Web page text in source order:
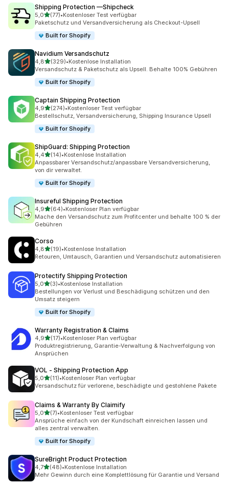
Shipping Protection —Shipcheck
5,0von 5 Sternen
(77)
77 Rezensionen insgesamt
•Kostenloser Test verfügbar
Paketschutz und Versandversicherung als Checkout-Upsell
Built for Shopify
Navidium Versandschutz
4,8von 5 Sternen
(329)
329 Rezensionen insgesamt
•Kostenlose Installation
Versandschutz & Paketschutz als Upsell. Behalte 100% Gebühren
Built for Shopify
Captain Shipping Protection
4,9von 5 Sternen
(274)
274 Rezensionen insgesamt
•Kostenloser Test verfügbar
Bestellschutz, Versandversicherung, Shipping Insurance Upsell
Built for Shopify
ShipGuard: Shipping Protection
4,4von 5 Sternen
(14)
14 Rezensionen insgesamt
•Kostenlose Installation
Anpassbarer Versandschutz/anpassbare Versandversicherung,
von dir verwaltet.
Built for Shopify
Insureful Shipping Protection
4,9von 5 Sternen
(64)
64 Rezensionen insgesamt
•Kostenloser Plan verfügbar
Mache den Versandschutz zum Profitcenter und behalte 100 % der
Gebühren
Corso
4,8von 5 Sternen
(19)
19 Rezensionen insgesamt
•Kostenlose Installation
Retouren, Umtausch, Garantien und Versandschutz automatisieren
Protectify Shipping Protection
5,0von 5 Sternen
(3)
3 Rezensionen insgesamt
•Kostenlose Installation
Bestellungen vor Verlust und Beschädigung schützen und den
Umsatz steigern
Built for Shopify
Warranty Registration & Claims
4,9von 5 Sternen
(17)
17 Rezensionen insgesamt
•Kostenloser Plan verfügbar
Produktregistrierung, Garantie-Verwaltung & Nachverfolgung von
Ansprüchen
VOL ‑ Shipping Protection App
5,0von 5 Sternen
(11)
11 Rezensionen insgesamt
•Kostenloser Plan verfügbar
Versandschutz für verlorene, beschädigte und gestohlene Pakete
Claims & Warranty By Claimify
5,0von 5 Sternen
(7)
7 Rezensionen insgesamt
•Kostenloser Test verfügbar
Ansprüche einfach von der Kundschaft einreichen lassen und
alles zentral verwalten.
Built for Shopify
SureBright Product Protection
4,7von 5 Sternen
(48)
48 Rezensionen insgesamt
•Kostenlose Installation
Mehr Gewinn durch eine Komplettlösung für Garantie und Versand